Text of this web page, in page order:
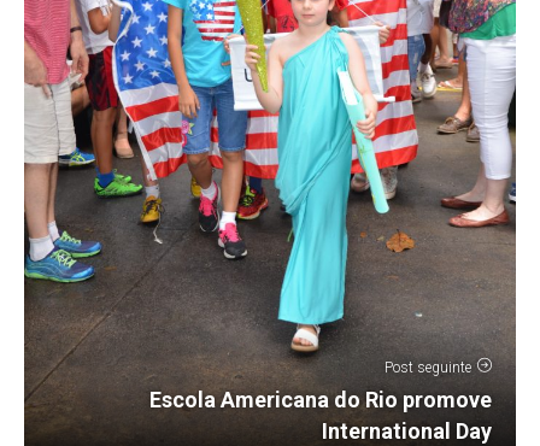
Post seguinte
Escola Americana do Rio promove
International Day